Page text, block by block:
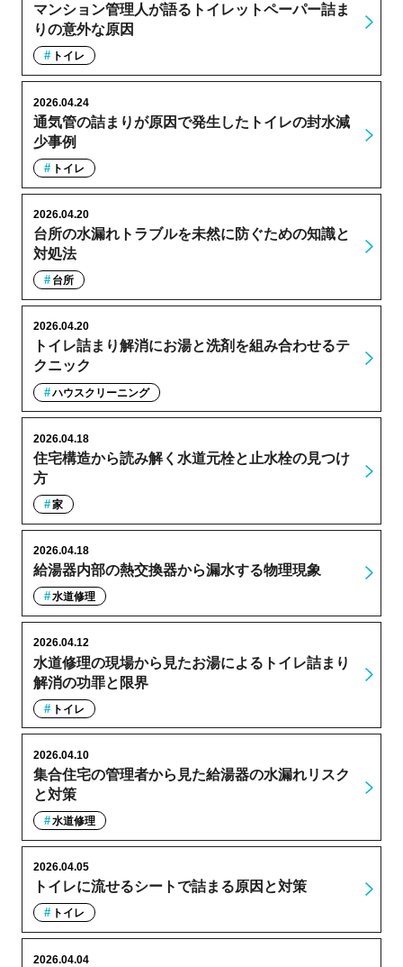
マンション管理人が語るトイレットペーパー詰ま
りの意外な原因
トイレ
通気管の詰まりが原因で発生したトイレの封水減
少事例
2026.04.24
トイレ
台所の水漏れトラブルを未然に防ぐための知識と
対処法
2026.04.20
台所
トイレ詰まり解消にお湯と洗剤を組み合わせるテ
クニック
2026.04.20
ハウスクリーニング
住宅構造から読み解く水道元栓と止水栓の見つけ
方
2026.04.18
家
給湯器内部の熱交換器から漏水する物理現象
2026.04.18
水道修理
水道修理の現場から見たお湯によるトイレ詰まり
解消の功罪と限界
2026.04.12
トイレ
集合住宅の管理者から見た給湯器の水漏れリスク
と対策
2026.04.10
水道修理
トイレに流せるシートで詰まる原因と対策
2026.04.05
トイレ
2026.04.04